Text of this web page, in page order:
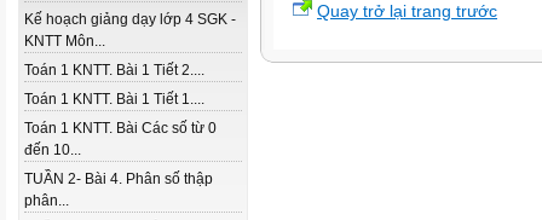
Kế hoạch giảng dạy lớp 4 SGK -
KNTT Môn...
Toán 1 KNTT. Bài 1 Tiết 2....
Toán 1 KNTT. Bài 1 Tiết 1....
Toán 1 KNTT. Bài Các số từ 0
đến 10...
TUẦN 2- Bài 4. Phân số thập
phân...
Quay trở lại trang trước